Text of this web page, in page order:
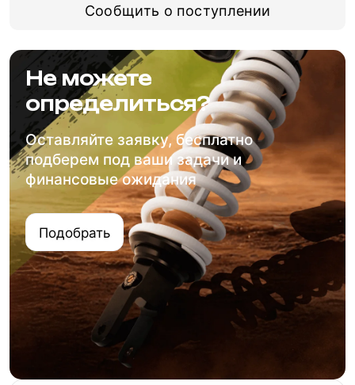
Сообщить о поступлении
Не можете
определиться?
Оставляйте заявку, бесплатно
подберем под ваши задачи и
финансовые ожидания
Подобрать